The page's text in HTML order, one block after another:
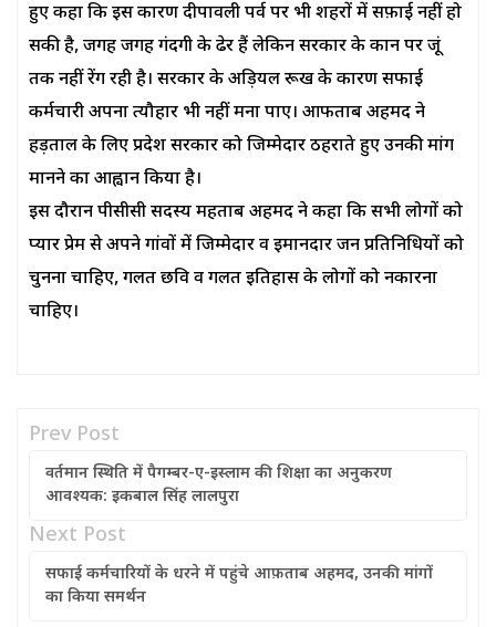
हुए कहा कि इस कारण दीपावली पर्व पर भी शहरों में सफ़ाई नहीं हो
सकी है, जगह जगह गंदगी के ढेर हैं लेकिन सरकार के कान पर जूं
तक नहीं रेंग रही है। सरकार के अड़ियल रूख के कारण सफाई
कर्मचारी अपना त्यौहार भी नहीं मना पाए। आफताब अहमद ने
हड़ताल के लिए प्रदेश सरकार को जिम्मेदार ठहराते हुए उनकी मांग
मानने का आह्वान किया है।
इस दौरान पीसीसी सदस्य महताब अहमद ने कहा कि सभी लोगों को
प्यार प्रेम से अपने गांवों में जिम्मेदार व इमानदार जन प्रतिनिधियों को
चुनना चाहिए, गलत छवि व गलत इतिहास के लोगों को नकारना
चाहिए।
Prev Post
वर्तमान स्थिति में पैगम्बर-ए-इस्लाम की शिक्षा का अनुकरण
आवश्यक: इकबाल सिंह लालपुरा
Next Post
सफाई कर्मचारियों के धरने में पहुंचे आफ़ताब अहमद, उनकी मांगों
का किया समर्थन